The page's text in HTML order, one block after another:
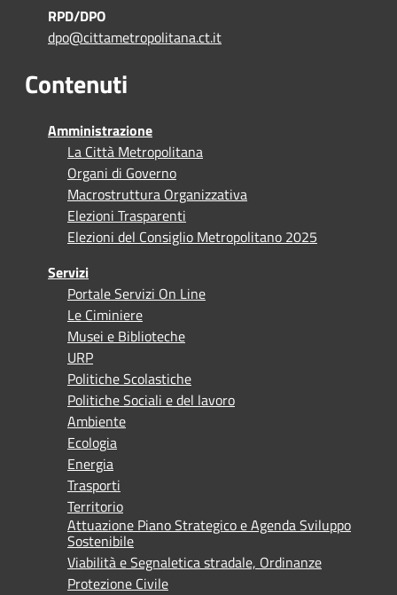
RPD/DPO
dpo@cittametropolitana.ct.it
Contenuti
Amministrazione
La Città Metropolitana
Organi di Governo
Macrostruttura Organizzativa
Elezioni Trasparenti
Elezioni del Consiglio Metropolitano 2025
Servizi
Portale Servizi On Line
Le Ciminiere
Musei e Biblioteche
URP
Politiche Scolastiche
Politiche Sociali e del lavoro
Ambiente
Ecologia
Energia
Trasporti
Territorio
Attuazione Piano Strategico e Agenda Sviluppo
Sostenibile
Viabilità e Segnaletica stradale, Ordinanze
Protezione Civile